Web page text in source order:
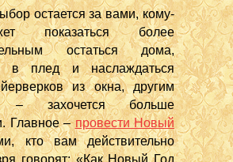
остается за вами, кому-
показаться более
остаться дома,
в плед и наслаждаться
из окна, другим
– захочется больше
Главное –провести Новый
кто вам действительно
говорят: «Как Новый Год